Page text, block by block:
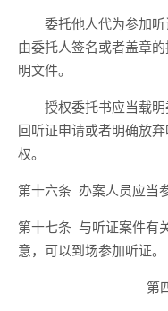
委托他人代为参加听
由委托人签名或者盖章
明文件。
授权委托书应当载明
回听证申请或者明确放
权。
第十六条 办案人员应当
第十七条 与听证案件有
意，可以到场参加听证。
第